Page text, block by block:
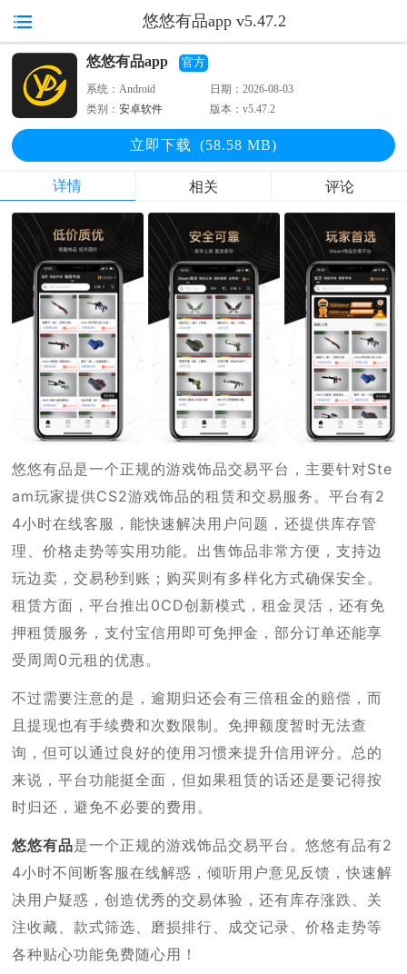
悠悠有品app v5.47.2
悠悠有品app 官方
系统：Android 日期：2026-08-03
类别：安卓软件 版本：v5.47.2
立即下载 (58.58 MB)
详情 相关 评论
悠悠有品是一个正规的游戏饰品交易平台，主要针对Ste
am玩家提供CS2游戏饰品的租赁和交易服务。平台有2
4小时在线客服，能快速解决用户问题，还提供库存管
理、价格走势等实用功能。出售饰品非常方便，支持边
玩边卖，交易秒到账；购买则有多样化方式确保安全。
租赁方面，平台推出0CD创新模式，租金灵活，还有免
押租赁服务，支付宝信用即可免押金，部分订单还能享
受周周0元租的优惠。
不过需要注意的是，逾期归还会有三倍租金的赔偿，而
且提现也有手续费和次数限制。免押额度暂时无法查
询，但可以通过良好的使用习惯来提升信用评分。总的
来说，平台功能挺全面，但如果租赁的话还是要记得按
时归还，避免不必要的费用。
悠悠有品是一个正规的游戏饰品交易平台。悠悠有品有2
4小时不间断客服在线解惑，倾听用户意见反馈，快速解
决用户疑惑，创造优秀的交易体验，还有库存涨跌、关
注收藏、款式筛选、磨损排行、成交记录、价格走势等
各种贴心功能免费随心用！